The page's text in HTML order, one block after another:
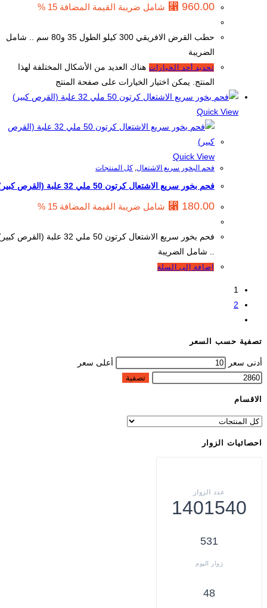
⃁960.00 شامل ضريبة القيمة المضافة 15 %
حطب القرض الافريقي 300 كيلو الطول 35 و80 سم .. شامل
الضريبة
تحديد أحد الخيارات هناك العديد من الأشكال المختلفة لهذا
المنتج. يمكن اختيار الخيارات على صفحة المنتج
Quick View
Quick View
فحم البخور سريع الاشتعال,كل المنتجات
فحم بخور سريع الاشتعال كرتون 50 ملي 32 علبة (القرص كبير)
⃁180.00 شامل ضريبة القيمة المضافة 15 %
فحم بخور سريع الاشتعال كرتون 50 ملي 32 علبة (القرص كبير)
.. شامل الضريبة
إضافة إلى السلة
تصفية حسب السعر
أدنى سعر أعلى سعر
تصفية
الاقسام
احصائيات الزوار
1401540
531
48